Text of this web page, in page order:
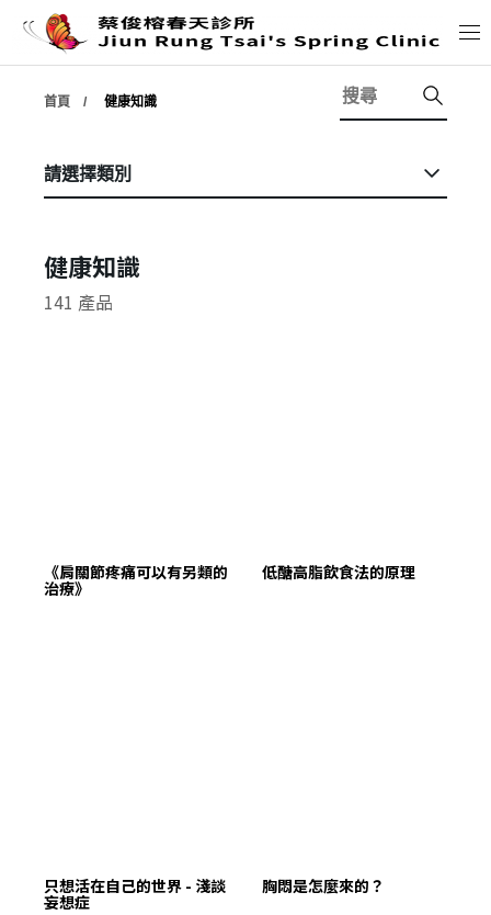
公布欄
診所介紹
服務內容
首頁 健康知識
請選擇類別
健康知識
141 產品
​《肩關節疼痛可以有另類的
治療》
低醣高脂飲食法的原理
只想活在自己的世界 - 淺談
妄想症
胸悶是怎麼來的？